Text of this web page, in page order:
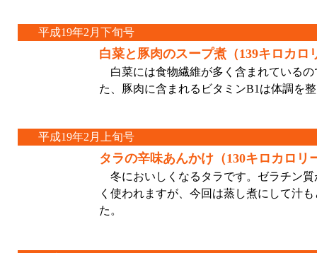
平成19年2月下旬号
白菜と豚肉のスープ煮（139キロカロ
白菜には食物繊維が多く含まれている
た、豚肉に含まれるビタミンB1は体調を
平成19年2月上旬号
タラの辛味あんかけ（130キロカロリ
冬においしくなるタラです。ゼラチン
く使われますが、今回は蒸し煮にして汁
た。